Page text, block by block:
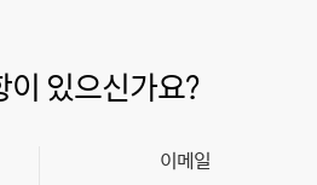
이 있으신가요?
이메일